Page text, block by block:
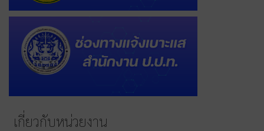
เกี่ยวกับหน่วยงาน